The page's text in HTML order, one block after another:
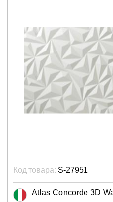
Код товара: S-27951
Atlas Concorde 3D